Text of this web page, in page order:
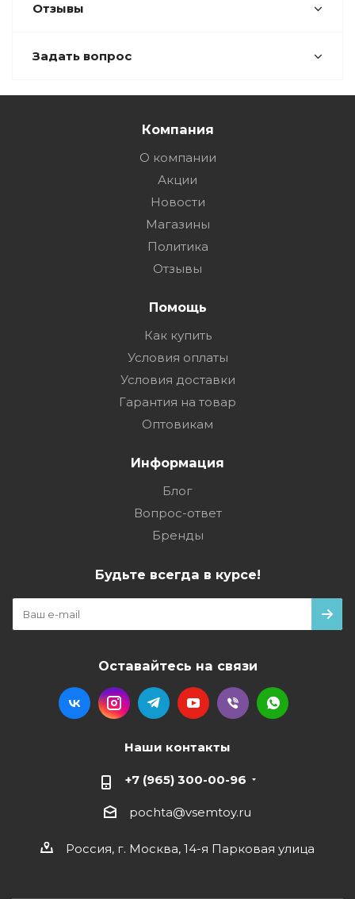
Отзывы
Задать вопрос
Компания
О компании
Акции
Новости
Магазины
Политика
Отзывы
Помощь
Как купить
Условия оплаты
Условия доставки
Гарантия на товар
Оптовикам
Информация
Блог
Вопрос-ответ
Бренды
Будьте всегда в курсе!
Оставайтесь на связи
Наши контакты
+7 (965) 300-00-96
pochta@vsemtoy.ru
Россия, г. Москва, 14-я Парковая улица